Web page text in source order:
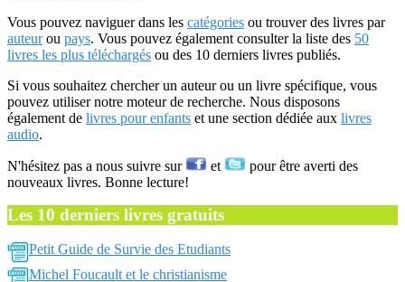
Vous pouvez naviguer dans les catégories ou trouver des livres par
auteurou pays. Vous pouvez également consulter la liste des 50
livres les plus téléchargés ou des 10 derniers livres publiés.
Si vous souhaitez chercher un auteur ou un livre spécifique, vous
pouvez utiliser notre moteur de recherche. Nous disposons
également de livres pour enfants et une section dédiée aux livres
audio.
N'hésitez pas a nous suivre sur et
pour être averti des
nouveaux livres. Bonne lecture!
Les 10 derniers livres gratuits
Petit Guide de Survie des Etudiants
Michel Foucault et le christianisme